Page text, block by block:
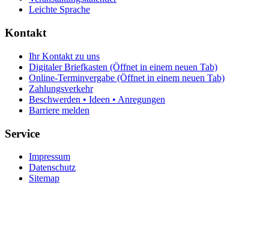
Leichte Sprache
Kontakt
Ihr Kontakt zu uns
Digitaler Briefkasten (Öffnet in einem neuen Tab)
Online-Terminvergabe (Öffnet in einem neuen Tab)
Zahlungsverkehr
Beschwerden • Ideen • Anregungen
Barriere melden
Service
Impressum
Datenschutz
Sitemap